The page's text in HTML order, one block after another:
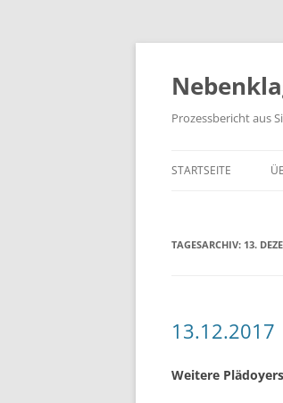
Zum
springen
Prozessbericht aus
STARTSEITE
TAGESARCHIV: 13.
13.12.2017
Weitere